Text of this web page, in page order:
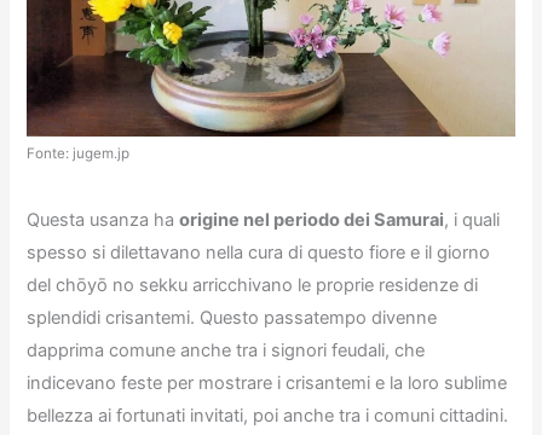
Fonte: jugem.jp
Questa usanza haorigine nel periodo dei Samurai, i quali
spesso si dilettavano nella cura di questo fiore e il giorno
del chōyō no sekku arricchivano le proprie residenze di
splendidi crisantemi. Questo passatempo divenne
dapprima comune anche tra i signori feudali, che
indicevano feste per mostrare i crisantemi e la loro sublime
bellezza ai fortunati invitati, poi anche tra i comuni cittadini.